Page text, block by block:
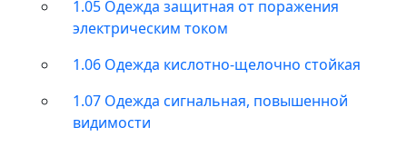
1.05 Одежда защитная от поражения
электрическим током
1.06 Одежда кислотно-щелочно стойкая
1.07 Одежда сигнальная, повышенной
видимости